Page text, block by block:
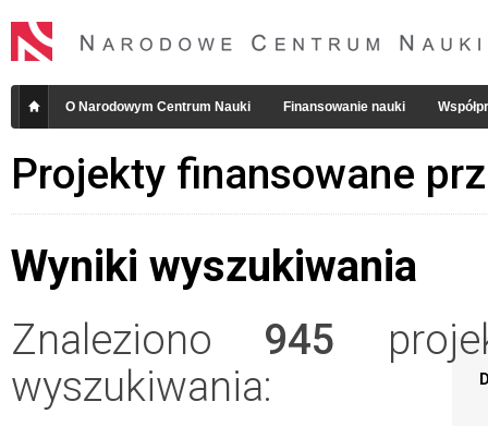
O Narodowym Centrum Nauki Finansowanie nauki
Projekty finansowane
Wyniki wyszukiwania
Znaleziono 945
wyszukiwania: